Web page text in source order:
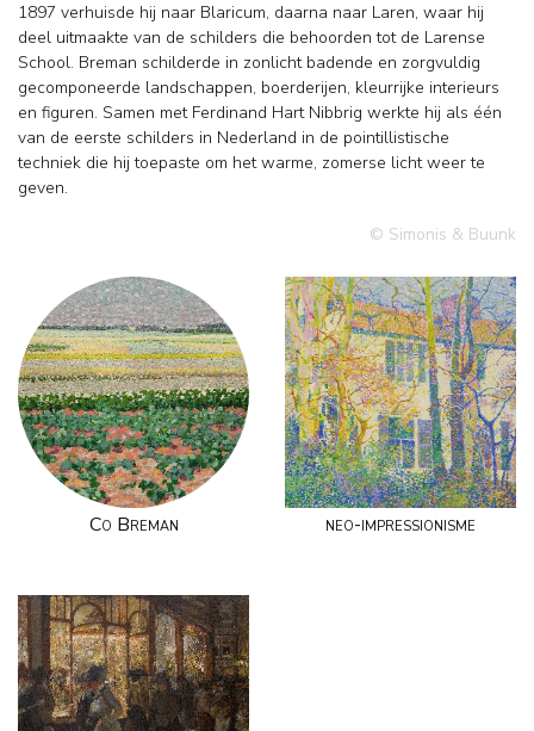
1897 verhuisde hij naar Blaricum, daarna naar Laren, waar hij
deel uitmaakte van de schilders die behoorden tot de Larense
School. Breman schilderde in zonlicht badende en zorgvuldig
gecomponeerde landschappen, boerderijen, kleurrijke interieurs
en figuren. Samen met Ferdinand Hart Nibbrig werkte hij als één
van de eerste schilders in Nederland in de pointillistische
techniek die hij toepaste om het warme, zomerse licht weer te
geven.
© Simonis & Buunk
Co Breman neo-impressionisme